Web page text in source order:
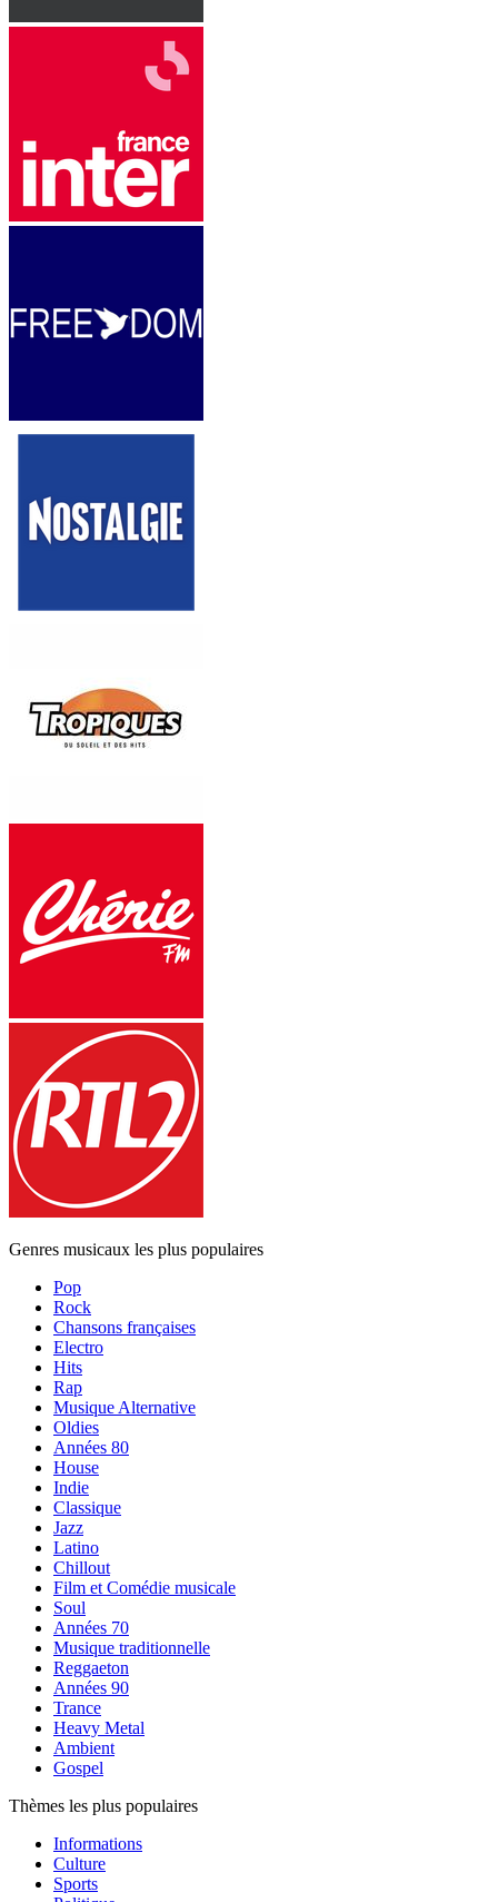
Genres musicaux les plus populaires
Pop
Rock
Chansons françaises
Electro
Hits
Rap
Musique Alternative
Oldies
Années 80
House
Indie
Classique
Jazz
Latino
Chillout
Film et Comédie musicale
Soul
Années 70
Musique traditionnelle
Reggaeton
Années 90
Trance
Heavy Metal
Ambient
Gospel
Thèmes les plus populaires
Informations
Culture
Sports